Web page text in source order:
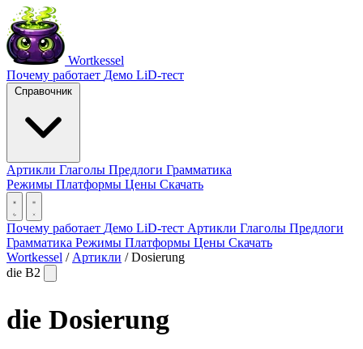
Wortkessel
Почему работает Демо LiD-тест
Справочник
Артикли Глаголы Предлоги Грамматика
Режимы Платформы Цены Скачать
Почему работает Демо LiD-тест Артикли Глаголы Предлоги
Грамматика Режимы Платформы Цены Скачать
Wortkessel / Артикли / Dosierung
die B2
die Dosierung